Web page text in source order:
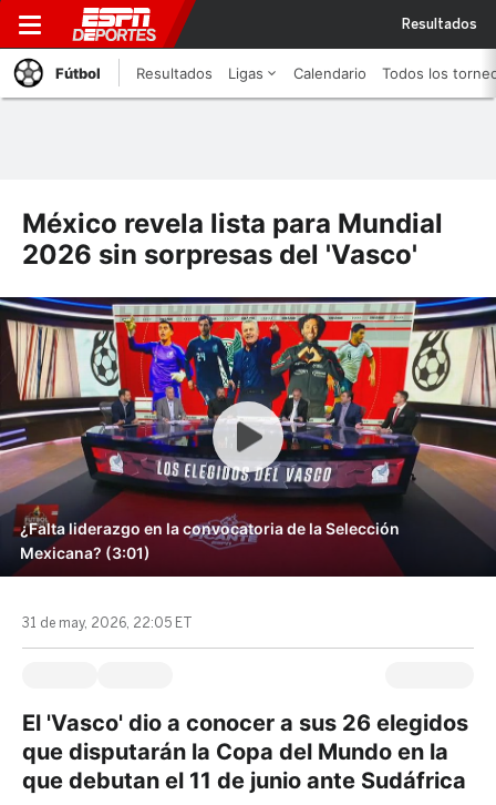
Resultados
Fútbol Resultados Ligas Calendario Todos los
México revela lista para Mundial
2026 sin sorpresas del 'Vasco'
¿Falta liderazgo en la convocatoria de la Selección
Mexicana? (3:01)
31 de may, 2026, 22:05 ET
El 'Vasco' dio a conocer a sus 26 elegidos
que disputarán la Copa del Mundo en la
que debutan el 11 de junio ante Sudáfrica